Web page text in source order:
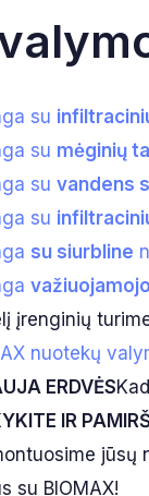
su
su mėginių
su vandens
su
su siurbline
įrenginių
nuotekų
ERDVĖS
IR
jūsų
su BIOMAX!